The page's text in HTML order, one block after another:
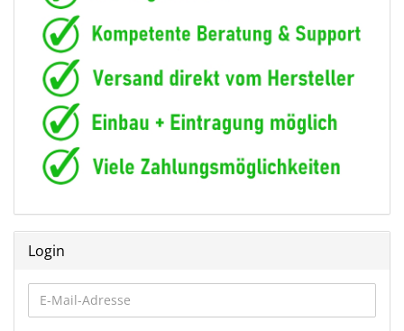
Login
E-
Mail-